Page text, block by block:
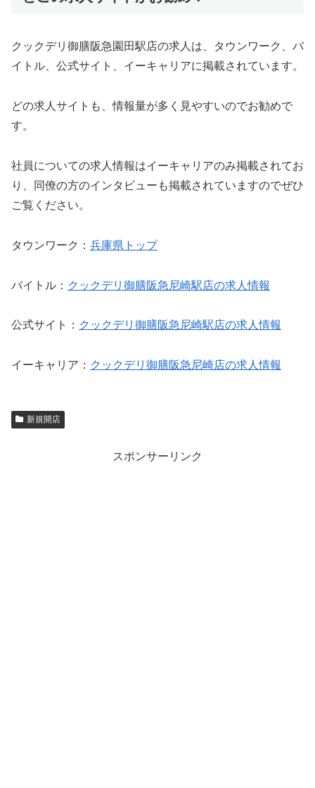
クックデリ御膳阪急園田駅店の求人は、タウンワーク、バ
イトル、公式サイト、イーキャリアに掲載されています。
どの求人サイトも、情報量が多く見やすいのでお勧めで
す。
社員についての求人情報はイーキャリアのみ掲載されてお
り、同僚の方のインタビューも掲載されていますのでぜひ
ご覧ください。
タウンワーク： 兵庫県トップ
バイトル： クックデリ御膳阪急尼崎駅店の求人情報
公式サイト： クックデリ御膳阪急尼崎駅店の求人情報
イーキャリア： クックデリ御膳阪急尼崎店の求人情報
新規開店
スポンサーリンク